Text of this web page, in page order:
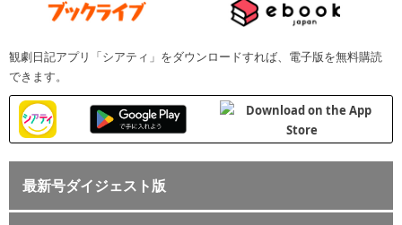
観劇日記アプリ「シアティ」をダウンロードすれば、電子版を無料購読
できます。
最新号ダイジェスト版